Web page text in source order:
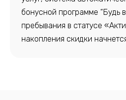
бонусной программе “Будь
пребывания в статусе
накопления скидки